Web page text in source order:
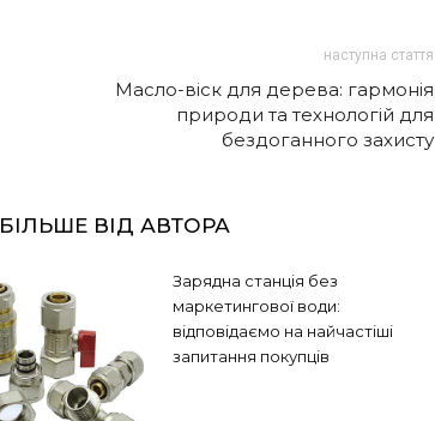
наступна стаття
Масло-віск для дерева: гармонія
природи та технологій для
бездоганного захисту
БІЛЬШЕ ВІД АВТОРА
Зарядна станція без
маркетингової води:
відповідаємо на найчастіші
запитання покупців